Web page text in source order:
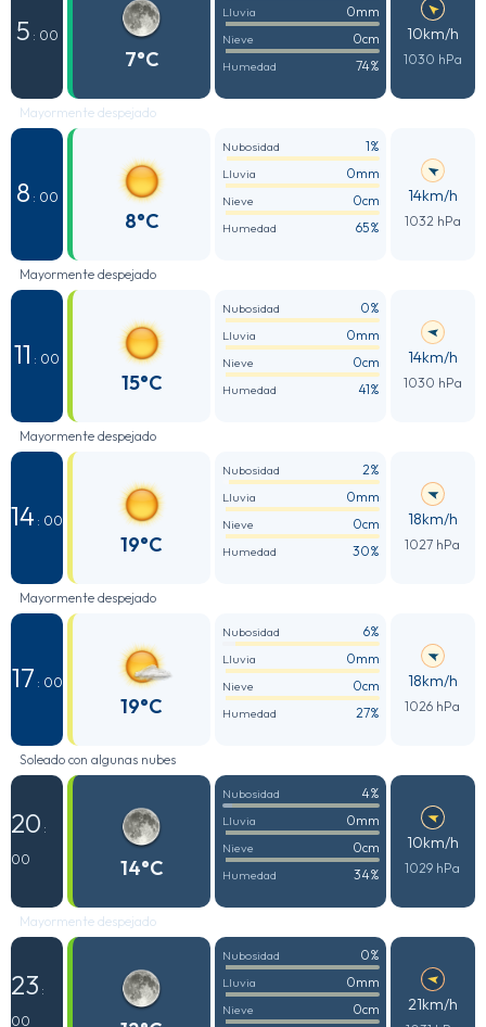
5 : 00
7°C
Lluvia 0mm
Nieve 0cm
Humedad 74%
10km/h
1030 hPa
Mayormente despejado
8 : 00
8°C
Nubosidad 1%
Lluvia 0mm
Nieve 0cm
Humedad 65%
14km/h
1032 hPa
Mayormente despejado
11 : 00
15°C
Nubosidad 0%
Lluvia 0mm
Nieve 0cm
Humedad 41%
14km/h
1030 hPa
Mayormente despejado
14 : 00
19°C
Nubosidad 2%
Lluvia 0mm
Nieve 0cm
Humedad 30%
18km/h
1027 hPa
Mayormente despejado
17 : 00
19°C
Nubosidad 6%
Lluvia 0mm
Nieve 0cm
Humedad 27%
18km/h
1026 hPa
Soleado con algunas nubes
20 :
00
14°C
Nubosidad 4%
Lluvia 0mm
Nieve 0cm
Humedad 34%
10km/h
1029 hPa
Mayormente despejado
23 :
00
Nubosidad 0%
Lluvia 0mm
Nieve 0cm 21km/h